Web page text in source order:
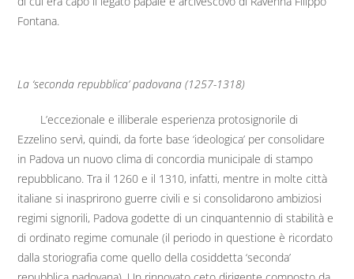
Fontana.
La ‘seconda repubblica’ padovana (1257-1318)
L’eccezionale e illiberale esperienza protosignorile di
Ezzelino servì, quindi, da forte base ‘ideologica’ per consolidare
in Padova un nuovo clima di concordia municipale di stampo
repubblicano. Tra il 1260 e il 1310, infatti, mentre in molte città
italiane si inasprirono guerre civili e si consolidarono ambiziosi
regimi signorili, Padova godette di un cinquantennio di stabilità e
di ordinato regime comunale (il periodo in questione è ricordato
dalla storiografia come quello della cosiddetta ‘seconda’